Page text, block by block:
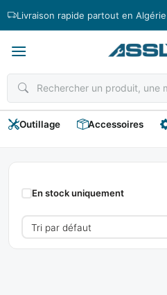
Livraison rapide partout en Algérie
Outillage Accessoires
TOPFINE
En stock uniquement